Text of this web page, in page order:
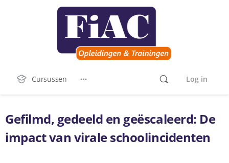
Cursussen Log in
Gefilmd, gedeeld en geëscaleerd: De
impact van virale schoolincidenten